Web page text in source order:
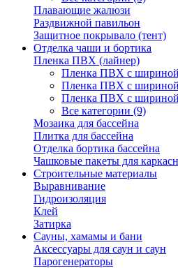
Плавающие жалюзи
Раздвижной павильон
Защитное покрывало (тент)
Отделка чаши и бортика
Пленка ПВХ (лайнер)
Пленка ПВХ с
Пленка ПВХ с
Пленка ПВХ с
Все категории (9)
Мозаика для бассейна
Плитка для бассейна
Отделка бортика бассейна
Чашковые пакеты для
Строительные материалы
Выравнивание
Гидроизоляция
Клей
Затирка
Сауны, хамамы и бани
Аксессуары для саун и саун
Парогенераторы